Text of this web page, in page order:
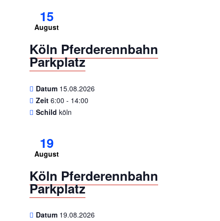
15
August
Köln Pferderennbahn
Parkplatz
Datum 15.08.2026
Zeit 6:00 - 14:00
Schild köln
19
August
Köln Pferderennbahn
Parkplatz
Datum 19.08.2026